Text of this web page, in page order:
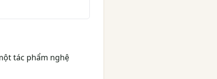
tác phẩm nghệ